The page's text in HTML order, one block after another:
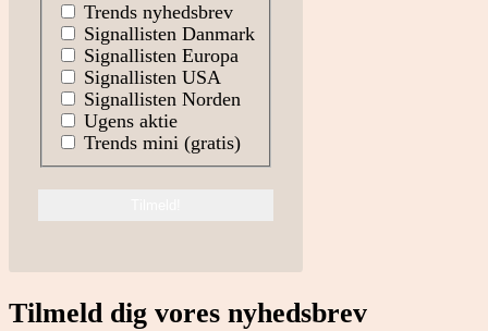
Trends nyhedsbrev
Signallisten Danmark
Signallisten Europa
Signallisten USA
Signallisten Norden
Ugens aktie
Trends mini (gratis)
Tilmeld dig vores nyhedsbrev